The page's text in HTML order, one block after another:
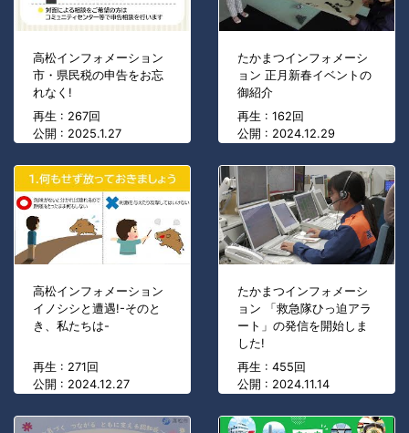
高松インフォメーション
市・県民税の申告をお忘
れなく!
再生 : 267回
公開 : 2025.1.27
たかまつインフォメーシ
ョン 正月新春イベントの
御紹介
再生 : 162回
公開 : 2024.12.29
高松インフォメーション
イノシシと遭遇!-そのと
き、私たちは-
再生 : 271回
公開 : 2024.12.27
たかまつインフォメーシ
ョン 「救急隊ひっ迫アラ
ート」の発信を開始しま
した!
再生 : 455回
公開 : 2024.11.14